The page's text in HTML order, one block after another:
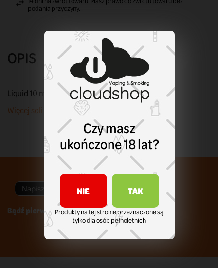
podania przyczyny.
OPIS
Liquid 10 ml. Sól nikotynowa. Moc: 20 mg nikotyny.
Więcej soli od VBar znajdziesz tu!
Napisz swoją opinię
Bądź pierwszym który napisze recenzję !
Czy masz
ukończone 18 lat?
NIE TAK
Produkty na tej stronie przeznaczone są
tylko dla osób pełnoletnich